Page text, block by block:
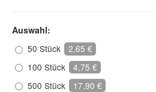
Auswahl:
50 Stück
2,65 €
100 Stück
4,75 €
500 Stück
17,90 €